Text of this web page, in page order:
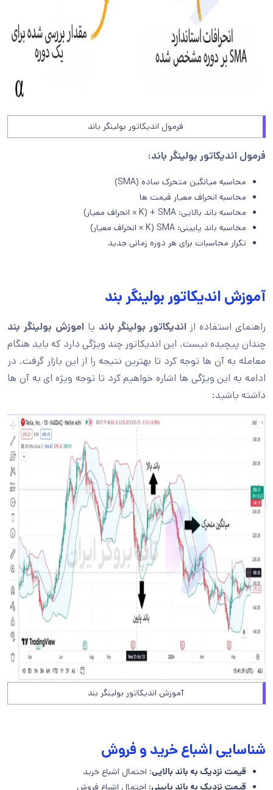
فرمول اندیکاتور بولینگر باند
فرمول اندیکاتور بولینگر باند:
محاسبه میانگین متحرک ساده (SMA)
محاسبه انحراف معیار قیمت ها
محاسبه باند بالایی: SMA + (K × انحراف معیار)
محاسبه باند پایینی: SMA (K × انحراف معیار)
تکرار محاسبات برای هر دوره زمانی جدید
آموزش اندیکاتور بولینگر بند
راهنمای استفاده از اندیکاتور بولینگر باند یا اموزش بولینگر بند
چندان پیچیده نیست. این اندیکاتور چند ویژگی دارد که باید هنگام
معامله به آن ها توجه کرد تا بهترین نتیجه را از این بازار گرفت. در
ادامه به این ویژگی ها اشاره خواهیم کرد تا توجه ویژه ای به آن ها
داشته باشید:
آموزش اندیکاتور بولینگر بند
شناسایی اشباع خرید و فروش
قیمت نزدیک به باند بالایی: احتمال اشباع خرید
قیمت نزدیک به باند پایینی: احتمال اشباع فروش